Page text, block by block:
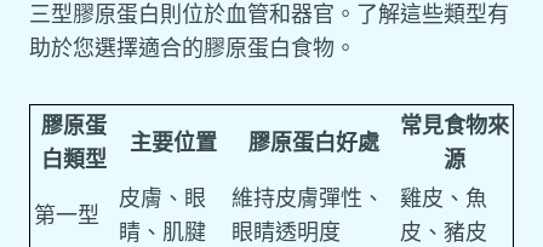
三型膠原蛋白則位於血管和器官。了解這些類型有
助於您選擇適合的膠原蛋白食物。
膠原蛋
白類型
主要位置 膠原蛋白好處
常見食物來
源
第一型
皮膚、眼
睛、肌腱
維持皮膚彈性、
眼睛透明度
雞皮、魚
皮、豬皮